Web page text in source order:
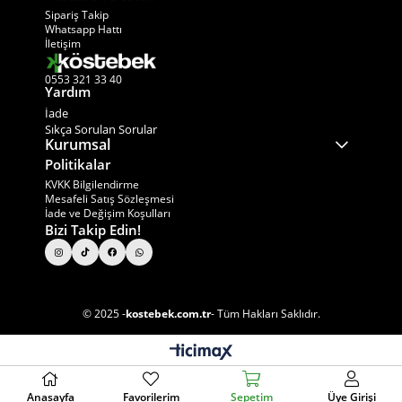
Sipariş Takip
Whatsapp Hattı
İletişim
0553 321 33 40
Yardım
İade
Sıkça Sorulan Sorular
Kurumsal
Politikalar
KVKK Bilgilendirme
Mesafeli Satış Sözleşmesi
İade ve Değişim Koşulları
Bizi Takip Edin!
© 2025 -kostebek.com.tr- Tüm Hakları Saklıdır.
Anasayfa Favorilerim Sepetim Üye Girişi